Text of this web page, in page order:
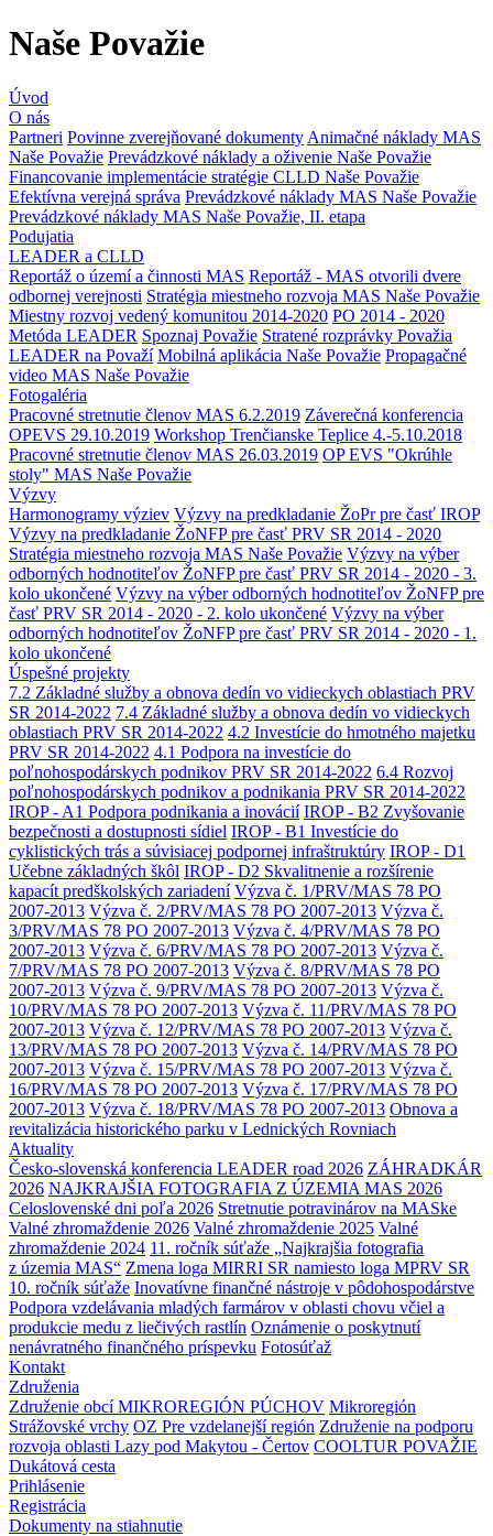
Naše Považie
Úvod
O nás
Partneri Povinne zverejňované dokumenty Animačné náklady MAS
Naše Považie Prevádzkové náklady a oživenie Naše Považie
Financovanie implementácie stratégie CLLD Naše Považie
Efektívna verejná správa Prevádzkové náklady MAS Naše Považie
Prevádzkové náklady MAS Naše Považie, II. etapa
Podujatia
LEADER a CLLD
Reportáž o území a činnosti MAS Reportáž - MAS otvorili dvere
odbornej verejnosti Stratégia miestneho rozvoja MAS Naše Považie
Miestny rozvoj vedený komunitou 2014-2020 PO 2014 - 2020
Metóda LEADER Spoznaj Považie Stratené rozprávky Považia
LEADER na Považí Mobilná aplikácia Naše Považie Propagačné
video MAS Naše Považie
Fotogaléria
Pracovné stretnutie členov MAS 6.2.2019 Záverečná konferencia
OPEVS 29.10.2019 Workshop Trenčianske Teplice 4.-5.10.2018
Pracovné stretnutie členov MAS 26.03.2019 OP EVS "Okrúhle
stoly" MAS Naše Považie
Výzvy
Harmonogramy výziev Výzvy na predkladanie ŽoPr pre časť IROP
Výzvy na predkladanie ŽoNFP pre časť PRV SR 2014 - 2020
Stratégia miestneho rozvoja MAS Naše Považie Výzvy na výber
odborných hodnotiteľov ŽoNFP pre časť PRV SR 2014 - 2020 - 3.
kolo ukončené Výzvy na výber odborných hodnotiteľov ŽoNFP pre
časť PRV SR 2014 - 2020 - 2. kolo ukončené Výzvy na výber
odborných hodnotiteľov ŽoNFP pre časť PRV SR 2014 - 2020 - 1.
kolo ukončené
Úspešné projekty
7.2 Základné služby a obnova dedín vo vidieckych oblastiach PRV
SR 2014-2022 7.4 Základné služby a obnova dedín vo vidieckych
oblastiach PRV SR 2014-2022 4.2 Investície do hmotného majetku
PRV SR 2014-2022 4.1 Podpora na investície do
poľnohospodárskych podnikov PRV SR 2014-2022 6.4 Rozvoj
poľnohospodárskych podnikov a podnikania PRV SR 2014-2022
IROP - A1 Podpora podnikania a inovácií IROP - B2 Zvyšovanie
bezpečnosti a dostupnosti sídiel IROP - B1 Investície do
cyklistických trás a súvisiacej podpornej infraštruktúry IROP - D1
Učebne základných škôl IROP - D2 Skvalitnenie a rozšírenie
kapacít predškolských zariadení Výzva č. 1/PRV/MAS 78 PO
2007-2013 Výzva č. 2/PRV/MAS 78 PO 2007-2013 Výzva č.
3/PRV/MAS 78 PO 2007-2013 Výzva č. 4/PRV/MAS 78 PO
2007-2013 Výzva č. 6/PRV/MAS 78 PO 2007-2013 Výzva č.
7/PRV/MAS 78 PO 2007-2013 Výzva č. 8/PRV/MAS 78 PO
2007-2013 Výzva č. 9/PRV/MAS 78 PO 2007-2013 Výzva č.
10/PRV/MAS 78 PO 2007-2013 Výzva č. 11/PRV/MAS 78 PO
2007-2013 Výzva č. 12/PRV/MAS 78 PO 2007-2013 Výzva č.
13/PRV/MAS 78 PO 2007-2013 Výzva č. 14/PRV/MAS 78 PO
2007-2013 Výzva č. 15/PRV/MAS 78 PO 2007-2013 Výzva č.
16/PRV/MAS 78 PO 2007-2013 Výzva č. 17/PRV/MAS 78 PO
2007-2013 Výzva č. 18/PRV/MAS 78 PO 2007-2013 Obnova a
revitalizácia historického parku v Lednických Rovniach
Aktuality
Česko-slovenská konferencia LEADER road 2026 ZÁHRADKÁR
2026 NAJKRAJŠIA FOTOGRAFIA Z ÚZEMIA MAS 2026
Celoslovenské dni poľa 2026 Stretnutie potravinárov na MASke
Valné zhromaždenie 2026 Valné zhromaždenie 2025 Valné
zhromaždenie 2024 11. ročník súťaže „Najkrajšia fotografia
z územia MAS“ Zmena loga MIRRI SR namiesto loga MPRV SR
10. ročník súťaže Inovatívne finančné nástroje v pôdohospodárstve
Podpora vzdelávania mladých farmárov v oblasti chovu včiel a
produkcie medu z liečivých rastlín Oznámenie o poskytnutí
nenávratného finančného príspevku Fotosúťaž
Kontakt
Združenia
Združenie obcí MIKROREGIÓN PÚCHOV Mikroregión
Strážovské vrchy OZ Pre vzdelanejší región Združenie na podporu
rozvoja oblasti Lazy pod Makytou - Čertov COOLTUR POVAŽIE
Dukátová cesta
Prihlásenie
Registrácia
Dokumenty na stiahnutie